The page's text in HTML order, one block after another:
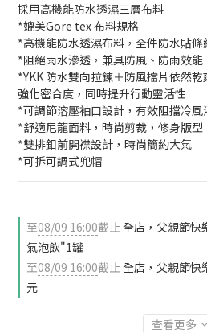
採用高機能防水透濕三層布料
*媲美Gore tex 布料規格
*高機能防水透濕布料，全件防水貼條
*阻絕雨水滲透，兼具防風、防雨效能
*YKK 防水雙向拉鍊＋防風擋片依然乾
強化密合度，同時提升行動靈活性
*可調節溶壓袖口設計，有效阻擋冷風
*舒適尼龍面料，時尚剪裁，修身版型
*雙排釦前開襟設計，時尚簡約大氣
*可拆可調式兜帽
至08/09 16:00截止全店，父親節快
氣泡飲"1罐
至08/09 16:00截止全店，父親節快
元
查看更多